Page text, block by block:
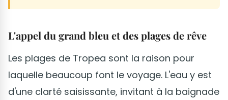
L'appel du grand bleu et des plages de rêve
Les plages de Tropea sont la raison pour
laquelle beaucoup font le voyage. L'eau y est
d'une clarté saisissante, invitant à la baignade